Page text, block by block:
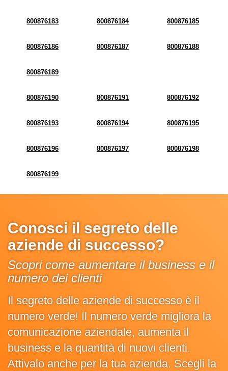
800876183 800876184 800876185
800876186 800876187 800876188
800876189
800876190 800876191 800876192
800876193 800876194 800876195
800876196 800876197 800876198
800876199
Conosci il segreto delle
aziende di successo?
Scopri come aumentare il business e il
numero dei clienti
Il segreto delle aziende di successo è il
numero verde! Il numero verde migliora la
comunicazione aziendale, aumenta il
business e la quantità di nuovi clienti.
Attivalo anche per la tua azienda. Scegli la